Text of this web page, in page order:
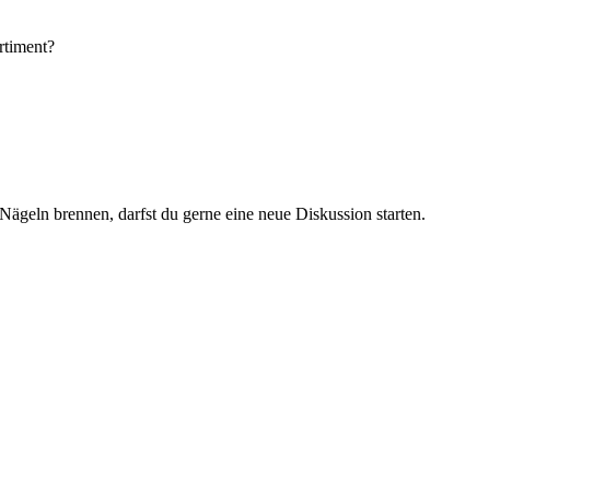
brennen, darfst du gerne eine neue Diskussion starten.